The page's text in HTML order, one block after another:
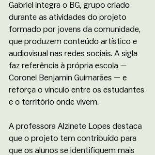
Gabriel integra o BG, grupo criado
durante as atividades do projeto
formado por jovens da comunidade,
que produzem conteúdo artístico e
audiovisual nas redes sociais. A sigla
faz referência à própria escola —
Coronel Benjamin Guimarães — e
reforça o vínculo entre os estudantes
e o território onde vivem.
A professora Alzinete Lopes destaca
que o projeto tem contribuído para
que os alunos se identifiquem mais